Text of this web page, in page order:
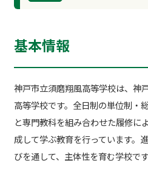
基本情報
神戸市立須磨翔風高等学校は、神
高等学校です。全日制の単位制・
と専門教科を組み合わせた履修に
成して学ぶ教育を行っています。
びを通して、主体性を育む学校です